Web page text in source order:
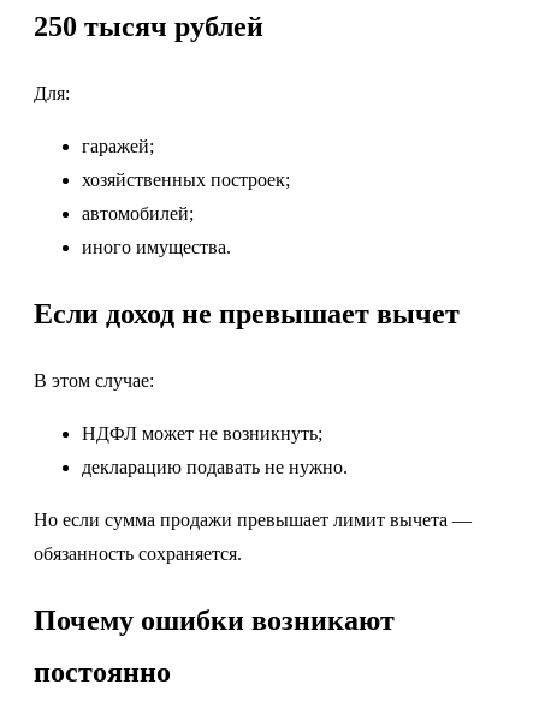
250 тысяч рублей
Для:
гаражей;
хозяйственных построек;
автомобилей;
иного имущества.
Если доход не превышает вычет
В этом случае:
НДФЛ может не возникнуть;
декларацию подавать не нужно.
Но если сумма продажи превышает лимит вычета —
обязанность сохраняется.
Почему ошибки возникают
постоянно